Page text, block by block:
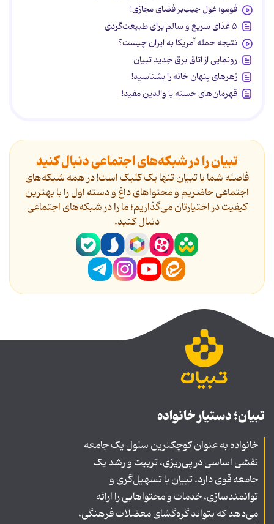
فومو؛ غول جیب‌بر فضای مجازی!
۵ غذای سریع و سالم برای طبیعت‌گردی
نتیجه حمله آمریکا به ایران چیست؟
رونمایی از اتاق برق جدید تبیان
زهرهای پنهان خانه را بشناسید!
قهرمان‌های خسته یا والدین مفید!
تبیان را در شبکه‌های اجتماعی دنبال کنید
فاصله شما با تبیان تنها یک کلیک است! در همه شبکه‌های
اجتماعی حاضریم و محتواهای داغ و دسته اول را با بهترین
کیفیت در اختیارتان می‌گذاریم؛ ما را در شبکه‌های اجتماعی
دنیال کنید.
تبیان؛ دستیار خانواده
خانواده به عنوان کوچکترین سلول یک جامعه
نقشی اساسی در پی‌ریزی، تربیت و رشد یک
جامعه قوی دارد. تبیان با تسهیل‌گری و
توانمندسازی، خدمات و محتواهایی را ارائه
می‌دهد که بتواند گره‌گشای معضلات فرهنگی،